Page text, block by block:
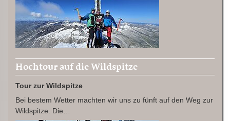
Hochtour auf die Wildspitze
Tour zur Wildspitze
Bei bestem Wetter machten wir uns zu fünft auf den Weg zur
Wildspitze. Die…